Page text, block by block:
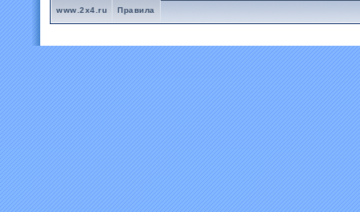
www.2x4.ru Правила